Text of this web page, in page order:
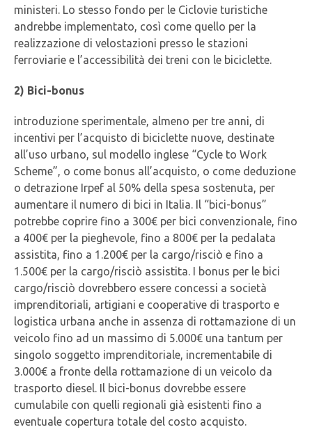
ministeri. Lo stesso fondo per le Ciclovie turistiche
andrebbe implementato, così come quello per la
realizzazione di velostazioni presso le stazioni
ferroviarie e l’accessibilità dei treni con le biciclette.
2) Bici-bonus
introduzione sperimentale, almeno per tre anni, di
incentivi per l’acquisto di biciclette nuove, destinate
all’uso urbano, sul modello inglese “Cycle to Work
Scheme”, o come bonus all’acquisto, o come deduzione
o detrazione Irpef al 50% della spesa sostenuta, per
aumentare il numero di bici in Italia. Il “bici-bonus”
potrebbe coprire fino a 300€ per bici convenzionale, fino
a 400€ per la pieghevole, fino a 800€ per la pedalata
assistita, fino a 1.200€ per la cargo/risciò e fino a
1.500€ per la cargo/risciò assistita. I bonus per le bici
cargo/risciò dovrebbero essere concessi a società
imprenditoriali, artigiani e cooperative di trasporto e
logistica urbana anche in assenza di rottamazione di un
veicolo fino ad un massimo di 5.000€ una tantum per
singolo soggetto imprenditoriale, incrementabile di
3.000€ a fronte della rottamazione di un veicolo da
trasporto diesel. Il bici-bonus dovrebbe essere
cumulabile con quelli regionali già esistenti fino a
eventuale copertura totale del costo acquisto.